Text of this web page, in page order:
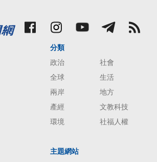
分類
政治
社會
全球
生活
兩岸
地方
產經
文教科技
環境
社福人權
主題網站